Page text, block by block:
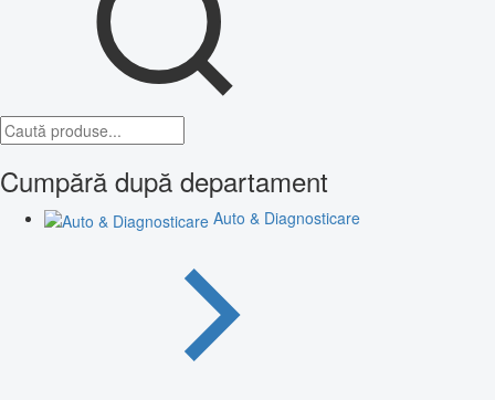
Cumpără după departament
Auto & Diagnosticare